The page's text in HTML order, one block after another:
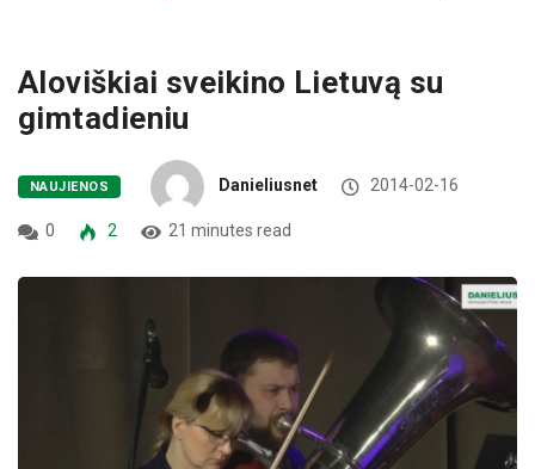
Aloviškiai sveikino Lietuvą su
gimtadieniu
NAUJIENOS Danieliusnet 2014-02-16
0 2 21 minutes read